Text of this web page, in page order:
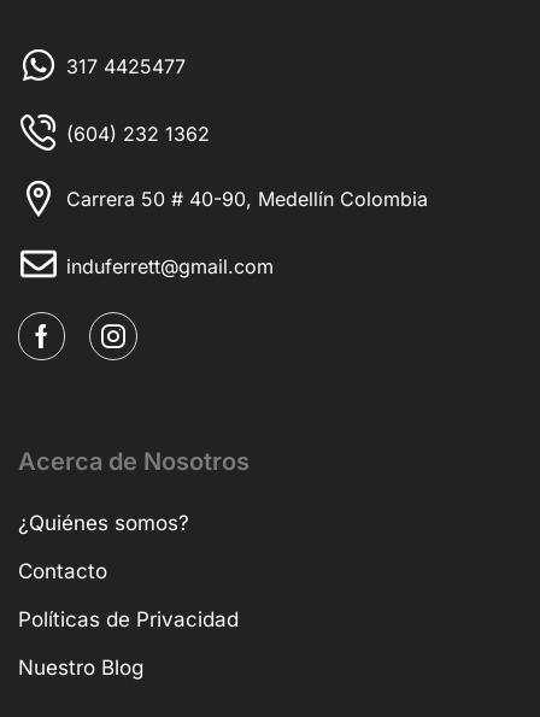
317 4425477
(604) 232 1362
Carrera 50 # 40-90, Medellín Colombia
induferrett@gmail.com
Acerca de Nosotros
¿Quiénes somos?
Contacto
Políticas de Privacidad
Nuestro Blog